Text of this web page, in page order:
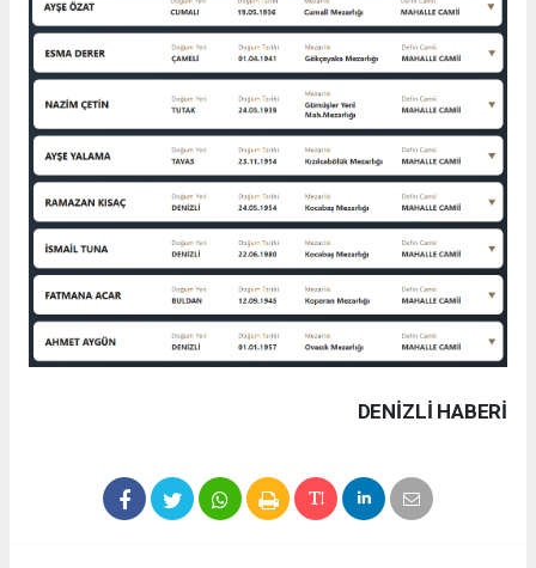
DENIZLI HABERİ